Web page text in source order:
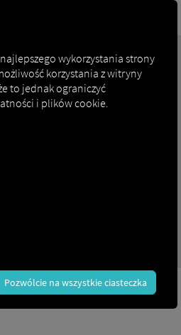
wykorzystania strony
korzystania z witryny
to jednak ograniczyć
i plików cookie.
Pozwólcie na wszystkie ciasteczka